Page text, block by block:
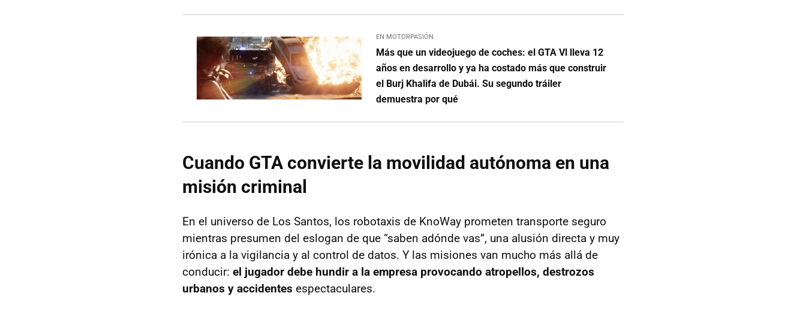
EN MOTORPASIÓN
Más que un videojuego de coches: el GTA Vl lleva 12
años en desarrollo y ya ha costado más que construir
el Burj Khalifa de Dubái. Su segundo tráiler
demuestra por qué
Cuando GTA convierte la movilidad autónoma en una
misión criminal
En el universo de Los Santos, los robotaxis de KnoWay prometen transporte seguro
mientras presumen del eslogan de que “saben adónde vas”, una alusión directa y muy
irónica a la vigilancia y al control de datos. Y las misiones van mucho más allá de
conducir: el jugador debe hundir a la empresa provocando atropellos, destrozos
urbanos y accidentes espectaculares.